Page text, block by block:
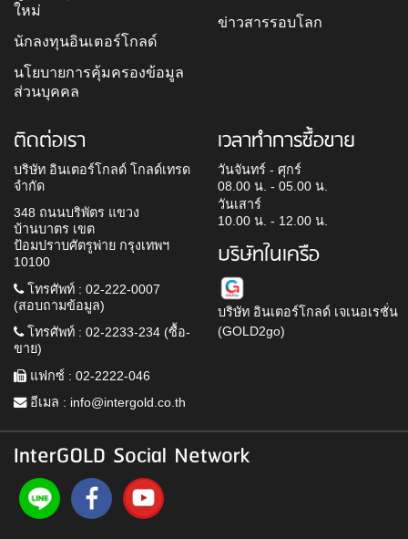
ใหม่
นักลงทุนอินเตอร์โกลด์
นโยบายการคุ้มครองข้อมูล
ส่วนบุคคล
ข่าวสารรอบโลก
ติดต่อเรา
บริษัท อินเตอร์โกลด์ โกลด์เทรด
จำกัด
348 ถนนบริพัตร แขวง
บ้านบาตร เขต
ป้อมปราบศัตรูพ่าย กรุงเทพฯ
10100
โทรศัพท์ : 02-222-0007
(สอบถามข้อมูล)
โทรศัพท์ : 02-2233-234 (ซื้อ-
ขาย)
แฟกซ์ : 02-2222-046
อีเมล : info@intergold.co.th
เวลาทำการซื้อขาย
วันจันทร์ - ศุกร์
08.00 น. - 05.00 น.
วันเสาร์
10.00 น. - 12.00 น.
บริษัทในเครือ
บริษัท อินเตอร์โกลด์ เจเนอเรชั่น
(GOLD2go)
InterGOLD Social Network